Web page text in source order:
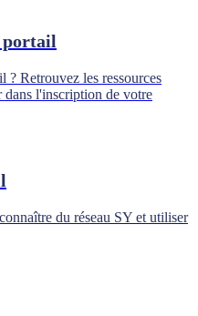
portail
? Retrouvez les ressources
dans l'inscription de votre
du réseau SY et utiliser